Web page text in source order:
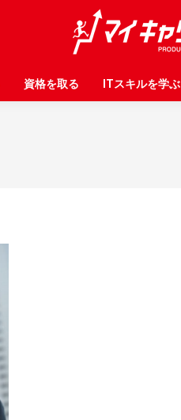
資格を取る ITスキルを学ぶ
資格を取る ITスキルを学ぶ